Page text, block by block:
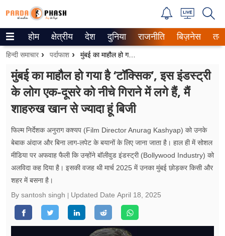
Trending on Google News
ePaper
वेब स्टोरीज
उत्तर प्रदेश
गैलरी
वीडियो
रिलेशनशिप
जीवन मंत्रा
फूड
होम क्षेत्रीय देश दुनिया राजनीति बिज़नेस
हिन्दी समाचार पर्दाफाश मुंबई का माहौल हो गया है ‘टॉक्सिक’, इस इंडस्ट्री के लोग एक-दूसरे को नीचे गिराने में लगे हैं, मैं शाहरुख खान से ज्यादा हूं बिजी
मुंबई का माहौल हो गया है ‘टॉक्सिक’, इस इंडस्ट्री
के लोग एक-दूसरे को नीचे गिराने में लगे हैं, मैं
शाहरुख खान से ज्यादा हूं बिजी
फिल्म निर्देशक अनुराग कश्यप (Film Director Anurag Kashyap) को उनके
बेबाक अंदाज और बिना लाग-लपेट के बयानों के लिए जाना जाता है। हाल ही में सोशल
मीडिया पर अफवाह फैली कि उन्होंने बॉलीवुड इंडस्ट्री (Bollywood Industry) को
अलविदा कह दिया है। इसकी वजह थी मार्च 2025 में उनका मुंबई छोड़कर किसी और
शहर में बसना है।
By santosh singh
Updated Date April 18, 2025